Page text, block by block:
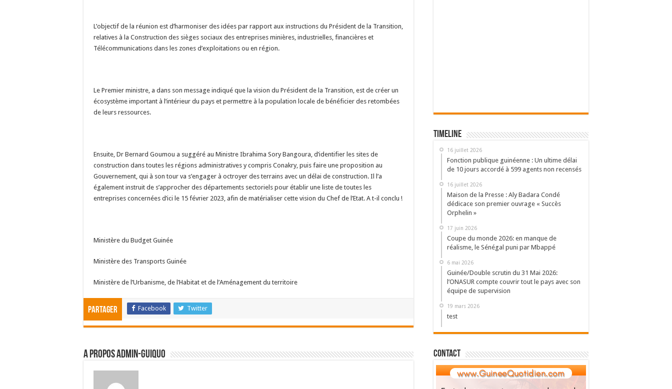
L’objectif de la réunion est d’harmoniser des idées par rapport aux instructions du Président de la Transition,
relatives à la Construction des sièges sociaux des entreprises minières, industrielles, financières et
Télécommunications dans les zones d’exploitations ou en région.
Le Premier ministre, a dans son message indiqué que la vision du Président de la Transition, est de créer un
écosystème important à l’intérieur du pays et permettre à la population locale de bénéficier des retombées
de leurs ressources.
Ensuite, Dr Bernard Goumou a suggéré au Ministre Ibrahima Sory Bangoura, d’identifier les sites de
construction dans toutes les régions administratives y compris Conakry, puis faire une proposition au
Gouvernement, qui à son tour va s’engager à octroyer des terrains avec un délai de construction. Il l’a
également instruit de s’approcher des départements sectoriels pour établir une liste de toutes les
entreprises concernées d’ici le 15 février 2023, afin de matérialiser cette vision du Chef de l’Etat. A t-il conclu !
Ministère du Budget Guinée
Ministère des Transports Guinée
Ministère de l’Urbanisme, de l’Habitat et de l’Aménagement du territoire
Partager Facebook Twitter
A propos admin-guiquo
Timeline
16 juillet 2026
Fonction publique guinéenne : Un ultime délai
de 10 jours accordé à 599 agents non recensés
16 juillet 2026
Maison de la Presse : Aly Badara Condé
dédicace son premier ouvrage « Succès
Orphelin »
17 juin 2026
Coupe du monde 2026: en manque de
réalisme, le Sénégal puni par Mbappé
6 mai 2026
Guinée/Double scrutin du 31 Mai 2026:
l’ONASUR compte couvrir tout le pays avec son
équipe de supervision
19 mars 2026
test
Contact